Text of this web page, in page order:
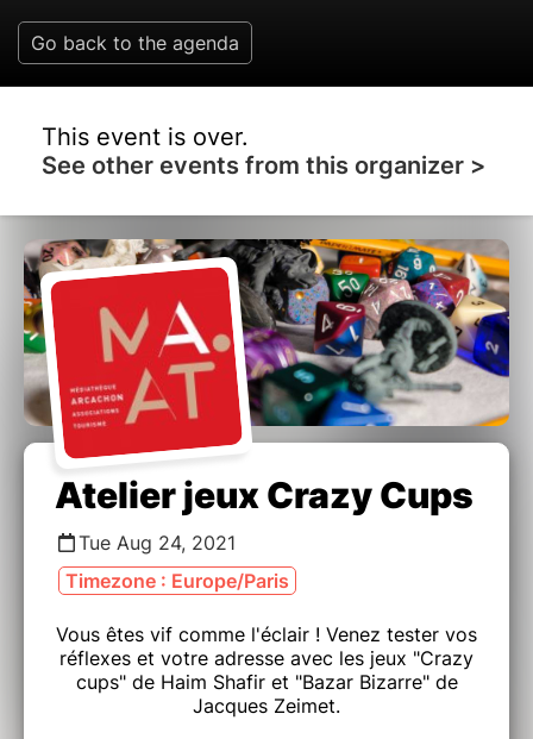
Go back to the agenda
This event is over.
See other events from this organizer >
Atelier jeux Crazy Cups
Tue Aug 24, 2021
Timezone : Europe/Paris
Vous êtes vif comme l'éclair ! Venez tester vos
réflexes et votre adresse avec les jeux "Crazy
cups" de Haim Shafir et "Bazar Bizarre" de
Jacques Zeimet.